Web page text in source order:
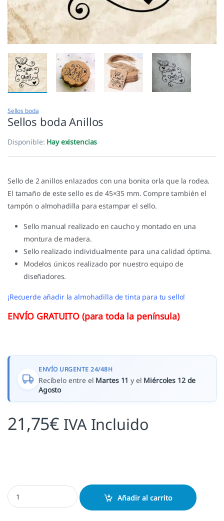
Sellos boda
Sellos boda Anillos
Disponible: Hay existencias
Sello de 2 anillos enlazados con una bonita orla que la rodea.
El tamaño de este sello es de 45×35 mm. Compre también el
tampón o almohadilla para estampar el sello.
Sello manual realizado en caucho y montado en una
montura de madera.
Sello realizado individualmente para una calidad óptima.
Modelos únicos realizado por nuestro equipo de
diseñadores.
¡Recuerde añadir la almohadilla de tinta para tu sello!
ENVÍO GRATUITO (para toda la península)
ENVÍO URGENTE 24/48H
Recíbelo entre el Martes 11 y el Miércoles 12 de
Agosto
21,75€ IVA Incluido
Sellos boda Anillos cantidad
Añadir al carrito